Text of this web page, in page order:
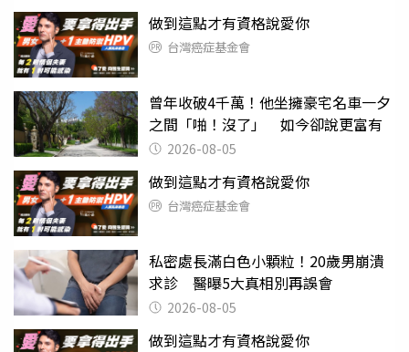
做到這點才有資格說愛你
台灣癌症基金會
曾年收破4千萬！他坐擁豪宅名車一夕
之間「啪！沒了」 如今卻說更富有
2026-08-05
做到這點才有資格說愛你
台灣癌症基金會
私密處長滿白色小顆粒！20歲男崩潰
求診 醫曝5大真相別再誤會
2026-08-05
做到這點才有資格說愛你